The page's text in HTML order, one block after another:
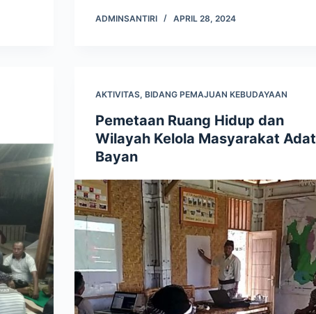
ADMINSANTIRI APRIL 28, 2024
AKTIVITAS,BIDANG PEMAJUAN KEBUDAYAAN
Pemetaan Ruang Hidup dan
Wilayah Kelola Masyarakat Adat
Bayan